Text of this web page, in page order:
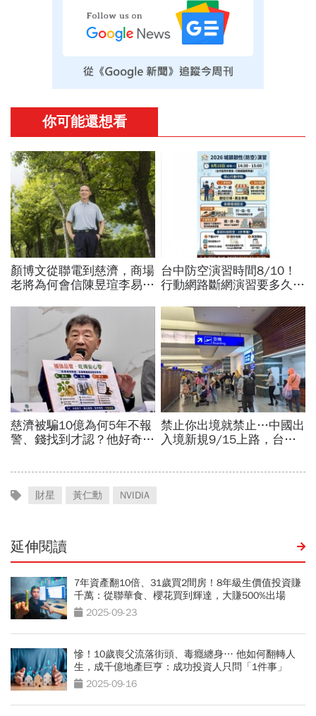
財星 黃仁勳 NVIDIA
延伸閱讀
7年資產翻10倍、31歲買2間房！8年級生價值投資賺
千萬：從聯華食、櫻花買到輝達，大賺500%出場
2025-09-23
慘！10歲喪父流落街頭、毒癮纏身… 他如何翻轉人
生，成千億地產巨亨：成功投資人只問「1件事」
2025-09-16